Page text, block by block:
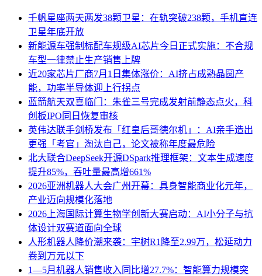
千帆星座两天两发38颗卫星：在轨突破238颗，手机直连
卫星年底开放
新能源车强制标配车规级AI芯片今日正式实施：不合规
车型一律禁止生产销售上牌
近20家芯片厂商7月1日集体涨价：AI挤占成熟晶圆产
能，功率半导体迎上行拐点
蓝箭航天双喜临门：朱雀三号完成发射前静态点火，科
创板IPO同日恢复审核
英伟达联手剑桥发布「红皇后哥德尔机」：AI亲手造出
更强「考官」淘汰自己，论文被称年度最危险
北大联合DeepSeek开源DSpark推理框架：文本生成速度
提升85%，吞吐量最高增661%
2026亚洲机器人大会广州开幕：具身智能商业化元年，
产业迈向规模化落地
2026上海国际计算生物学创新大赛启动：AI小分子与抗
体设计双赛道面向全球
人形机器人降价潮来袭：宇树R1降至2.99万，松延动力
卷到万元以下
1—5月机器人销售收入同比增27.7%：智能算力规模突